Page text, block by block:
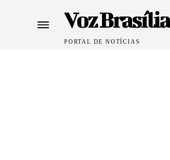
Voz Brasília
PORTAL DE NOTÍCIAS